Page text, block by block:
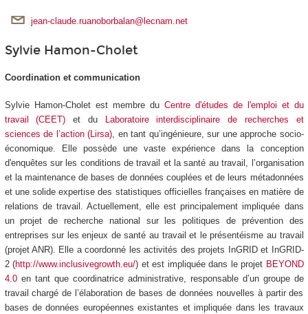
jean-claude.ruanoborbalan@lecnam.net
Sylvie Hamon-Cholet
Coordination et communication
Sylvie Hamon-Cholet est membre du Centre d'études de l'emploi et du
travail (CEET) et du
Laboratoire interdisciplinaire de recherches et
sciences de l’action (Lirsa), en tant qu’ingénieure, sur une approche socio-
économique. Elle possède une vaste expérience dans la conception
d'enquêtes sur les conditions de travail et la santé au travail, l’organisation
et la maintenance de bases de données couplées et de leurs métadonnées
et une solide expertise des statistiques officielles françaises en matière de
relations de travail. Actuellement, elle est principalement impliquée dans
un projet de recherche national sur les politiques de prévention des
entreprises sur les enjeux de santé au travail et le présentéisme au travail
(projet ANR). Elle a coordonné les activités des projets InGRID et InGRID-
2 (http://www.inclusivegrowth.eu/) et est impliquée dans le projet BEYOND
4.0en tant que coordinatrice administrative, responsable d’un groupe de
travail chargé de l’élaboration de bases de données nouvelles à partir des
bases de données européennes existantes et impliquée dans les travaux